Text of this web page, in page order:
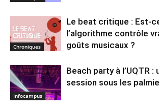
Chroniques
Le beat critique : Est-
l’algorithme contrôle
goûts musicaux ?
Infocampus
Beach party à l’UQTR :
session sous les